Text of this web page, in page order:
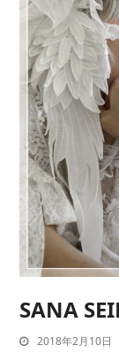
SANA
2018年2月10日